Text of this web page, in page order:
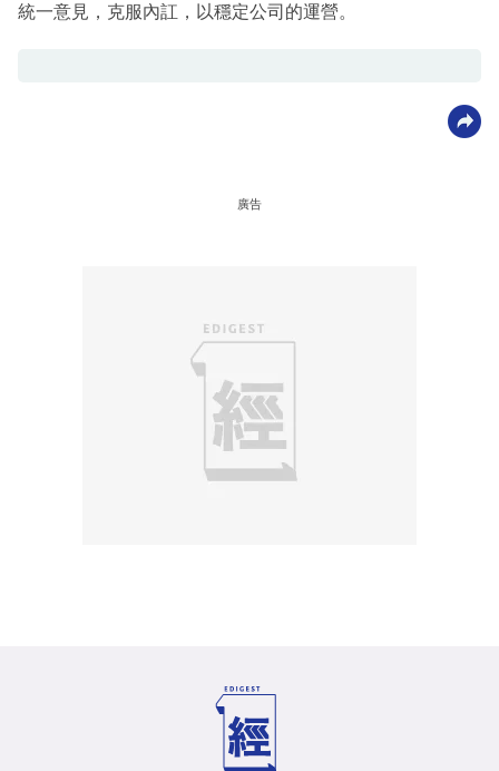
統一意見，克服內訌，以穩定公司的運營。
廣告